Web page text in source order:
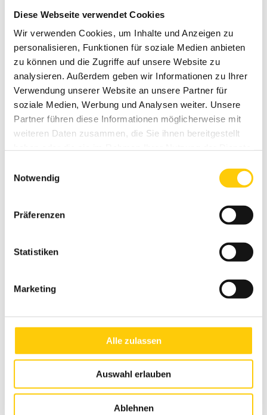
Diese Webseite verwendet Cookies
Wir verwenden Cookies, um Inhalte und Anzeigen zu
personalisieren, Funktionen für soziale Medien anbieten
zu können und die Zugriffe auf unsere Website zu
analysieren. Außerdem geben wir Informationen zu Ihrer
Verwendung unserer Website an unsere Partner für
soziale Medien, Werbung und Analysen weiter. Unsere
Partner führen diese Informationen möglicherweise mit
weiteren Daten zusammen, die Sie ihnen bereitgestellt
Notwendig
Präferenzen
Statistiken
Marketing
Alle zulassen
Auswahl erlauben
Ablehnen
da sie durch ihreStabilität, Pflegeleichtigkeit
ist eine hervorragende Wahl für eine überdachte Terrasse.
Wollen Sie Ihre Terrasse in einen einladenden, geschützten Wohnbereich
verwandeln? Eine verglaste Terrassenüberdachung sorgt für ein
angenehmes Raumgefühl und bietetoptimalen Schutz vor Regen
starker Sonneneinstrahlung. Ergänzende Sonnenschutzsysteme wie
Markisenoder integrierte Beschattungslösungen sorgen für zusätzlichen
Komfort. Auch eine Kombination mit Holz verleiht der
Gestalten Sie Ihre Terrassenüberdachung nach
individuellen Terrassenüberdachung